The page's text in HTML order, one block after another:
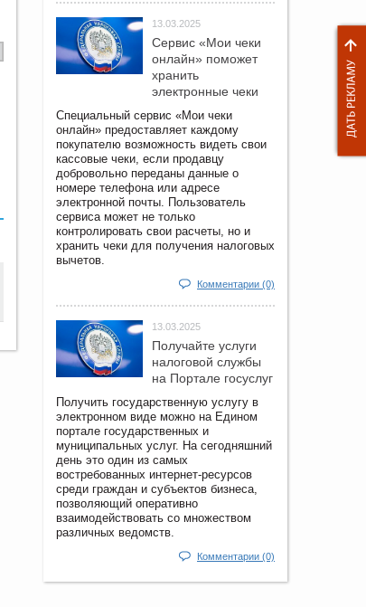
13.03.2025
Сервис «Мои чеки
онлайн» поможет
хранить
электронные чеки
Специальный сервис «Мои чеки
онлайн» предоставляет каждому
покупателю возможность видеть свои
кассовые чеки, если продавцу
добровольно переданы данные о
номере телефона или адресе
электронной почты. Пользователь
сервиса может не только
контролировать свои расчеты, но и
хранить чеки для получения налоговых
вычетов.
Комментарии (0)
13.03.2025
Получайте услуги
налоговой службы
на Портале госyслуг
Получить государственную услугу в
электронном виде можно на Едином
портале государственных и
муниципальных услуг. На сегодняшний
день это один из самых
востребованных интернет-ресурсов
среди граждан и субъектов бизнеса,
позволяющий оперативно
взаимодействовать со множеством
различных ведомств.
Комментарии (0)